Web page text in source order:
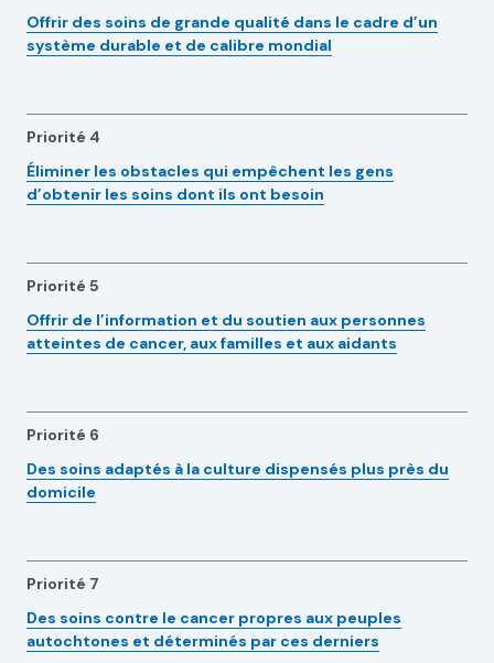
Offrir des soins de grande qualité dans le cadre d’un
système durable et de calibre mondial
Priorité 4
Éliminer les obstacles qui empêchent les gens
d’obtenir les soins dont ils ont besoin
Priorité 5
Offrir de l’information et du soutien aux personnes
atteintes de cancer, aux familles et aux aidants
Priorité 6
Des soins adaptés à la culture dispensés plus près du
domicile
Priorité 7
Des soins contre le cancer propres aux peuples
autochtones et déterminés par ces derniers